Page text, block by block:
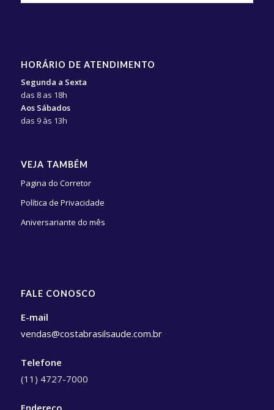
HORÁRIO DE ATENDIMENTO
Segunda a Sexta
das 8 as 18h
Aos Sábados
das 9 às 13h
VEJA TAMBÉM
Pagina do Corretor
Política de Privacidade
Aniversariante do mês
FALE CONOSCO
E-mail
vendas@costabrasilsaude.com.br
Telefone
(11) 4727-7000
Endereço